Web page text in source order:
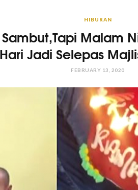
HIBURAN
Malam
Jadi Selepas
FEBRUARY 13, 2020